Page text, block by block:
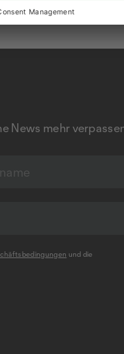
News mehr
und die